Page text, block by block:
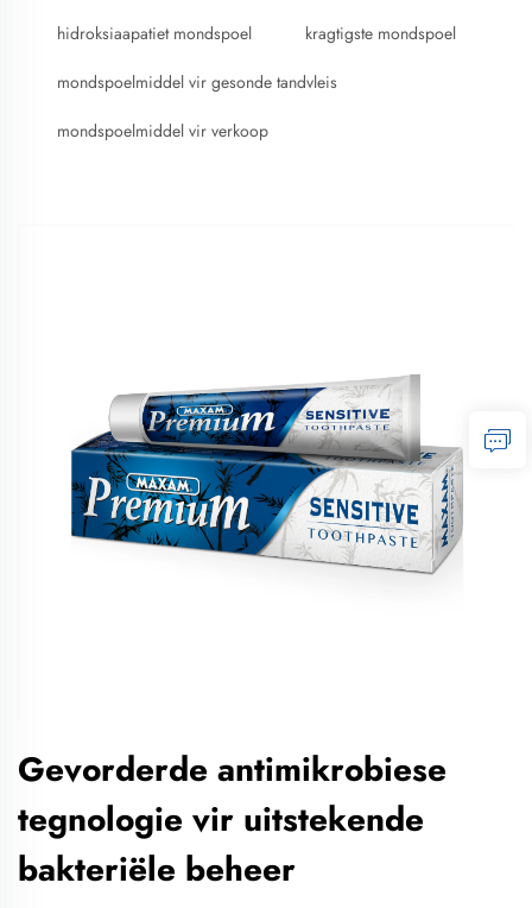
hidroksiaapatiet mondspoel kragtigste mondspoel
mondspoelmiddel vir gesonde tandvleis
mondspoelmiddel vir verkoop
Gevorderde antimikrobiese
tegnologie vir uitstekende
bakteriële beheer